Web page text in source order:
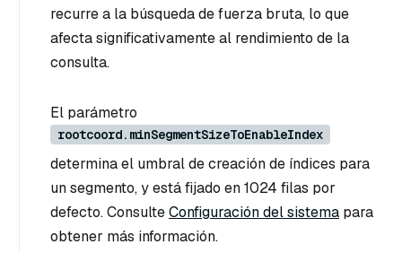
recurre a la búsqueda de fuerza bruta, lo que
afecta significativamente al rendimiento de la
consulta.
El parámetro
rootcoord.minSegmentSizeToEnableIndex
determina el umbral de creación de índices para
un segmento, y está fijado en 1024 filas por
defecto. ConsulteConfiguración del sistema para
obtener más información.